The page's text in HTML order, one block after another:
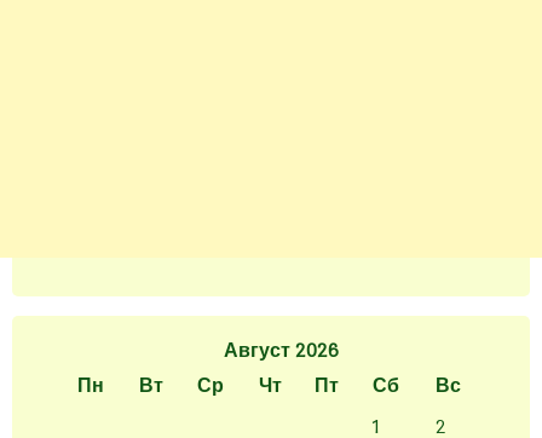
Август 2026
Пн
Вт Ср Чт Пт Сб Вс
1
2